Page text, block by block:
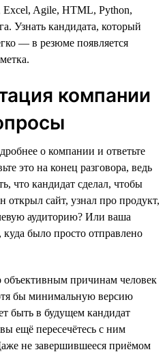
Excel, Agile, HTML, Python,
Узнать кандидата, который
— в резюме появляется
компании
о компании и ответьте
это на конец разговора, ведь
что кандидат сделал, чтобы
открыл сайт, узнал про продукт,
аудиторию? Или ваша
было просто отправлено
причинам человек
бы минимальную версию
быть в будущем кандидат
ещё пересечётесь с ним
не завершившееся приёмом